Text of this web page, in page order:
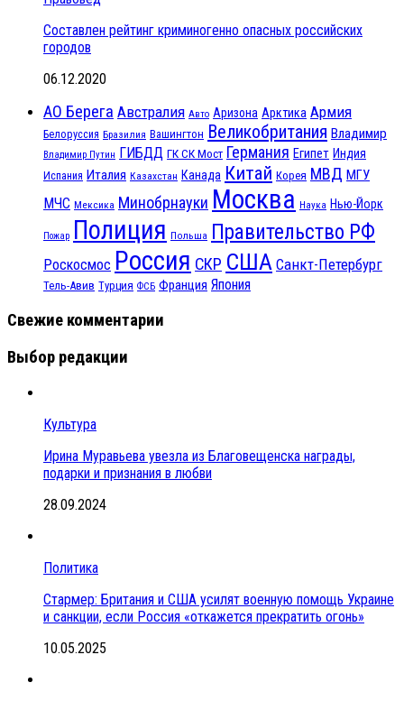
Составлен рейтинг криминогенно опасных российских
городов
06.12.2020
АО Берега Австралия Авто Аризона Арктика Армия
Белоруссия Бразилия Вашингтон Великобритания Владимир
Владимир Путин ГИБДД ГК СК Мост Германия Египет Индия
Испания Италия Казахстан Канада Китай Корея МВД МГУ
МЧС Мексика Минобрнауки Москва Наука Нью-Йорк
Пожар Полиция Польша Правительство РФ
Роскосмос Россия СКР США Санкт-Петербург
Тель-Авив Турция ФСБ Франция Япония
Свежие комментарии
Выбор редакции
Культура
Ирина Муравьева увезла из Благовещенска награды,
подарки и признания в любви
28.09.2024
Политика
Стармер: Британия и США усилят военную помощь Украине
и санкции, если Россия «откажется прекратить огонь»
10.05.2025